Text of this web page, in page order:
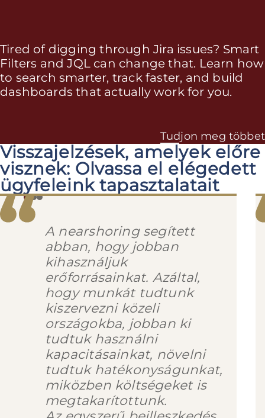
Tired of digging through Jira issues? Smart
Filters and JQL can change that. Learn how
to search smarter, track faster, and build
dashboards that actually work for you.
Tudjon meg többet
Visszajelzések, amelyek előre
visznek: Olvassa el elégedett
ügyfeleink tapasztalatait
A nearshoring segített
abban, hogy jobban
kihasználjuk
erőforrásainkat. Azáltal,
hogy munkát tudtunk
kiszervezni közeli
országokba, jobban ki
tudtuk használni
kapacitásainkat, növelni
tudtuk hatékonyságunkat,
miközben költségeket is
megtakarítottunk.